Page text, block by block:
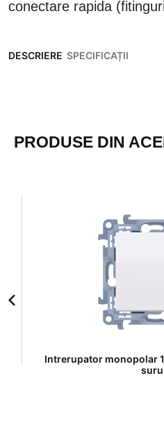
conectare rapida
DESCRIERE SPECIFICAȚII
PRODUSE DIN
Intrerupator monopolar